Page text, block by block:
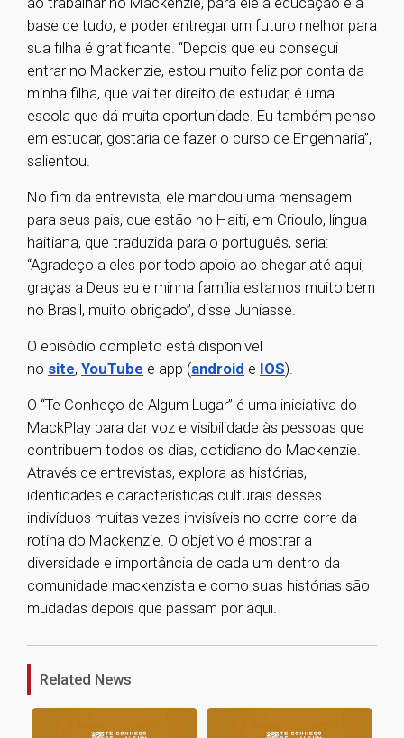
base de tudo, e poder entregar um futuro melhor para
sua filha é gratificante. “Depois que eu consegui
entrar no Mackenzie, estou muito feliz por conta da
minha filha, que vai ter direito de estudar, é uma
escola que dá muita oportunidade. Eu também penso
em estudar, gostaria de fazer o curso de Engenharia”,
salientou.
No fim da entrevista, ele mandou uma mensagem
para seus pais, que estão no Haiti, em Crioulo, língua
haitiana, que traduzida para o português, seria:
“Agradeço a eles por todo apoio ao chegar até aqui,
graças a Deus eu e minha família estamos muito bem
no Brasil, muito obrigado”, disse Juniasse.
O episódio completo está disponível
no site, YouTube e app (android e IOS).
O “Te Conheço de Algum Lugar” é uma iniciativa do
MackPlay para dar voz e visibilidade às pessoas que
contribuem todos os dias, cotidiano do Mackenzie.
Através de entrevistas, explora as histórias,
identidades e características culturais desses
indivíduos muitas vezes invisíveis no corre-corre da
rotina do Mackenzie. O objetivo é mostrar a
diversidade e importância de cada um dentro da
comunidade mackenzista e como suas histórias são
mudadas depois que passam por aqui.
1
Related News